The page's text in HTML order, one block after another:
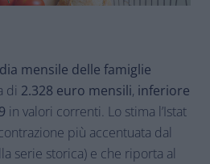
mensile delle famiglie
di 2.328 euro mensili, inferiore
in valori correnti. Lo stima l’Istat
più accentuata dal
serie storica) e che riporta al